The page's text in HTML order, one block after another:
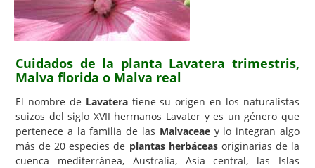
Hemisferio Norte
Hemisferio Sur
Enfermedades
Animales
Hongos
Carencias
Cuidados de la planta Lavatera trimestris,
Malva florida o Malva real
El nombre de Lavateratiene su origen en los naturalistas
suizos del siglo XVII hermanos Lavater y es un género que
pertenece a la familia de las Malvaceaey lo integran algo
más de 20 especies de plantas herbáceasoriginarias de la
cuenca mediterránea, Australia, Asia central, las Islas